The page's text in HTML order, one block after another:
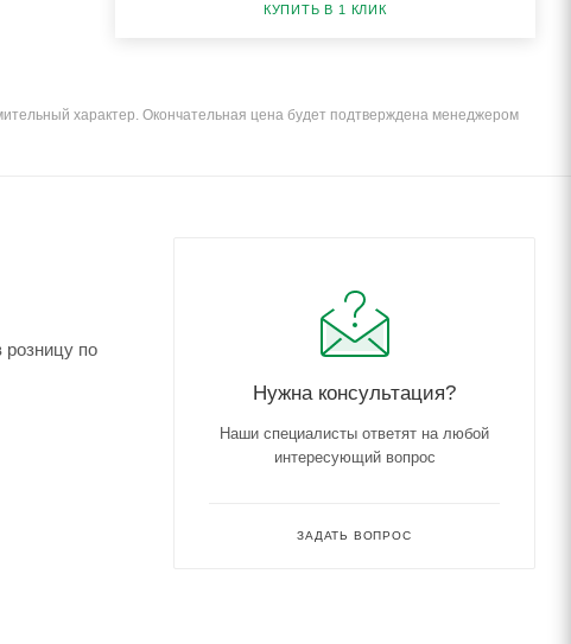
КУПИТЬ В 1 КЛИК
характер. Окончательная цена будет подтверждена менеджером
по
Нужна консультация?
Наши специалисты ответят на любой
интересующий вопрос
ЗАДАТЬ ВОПРОС